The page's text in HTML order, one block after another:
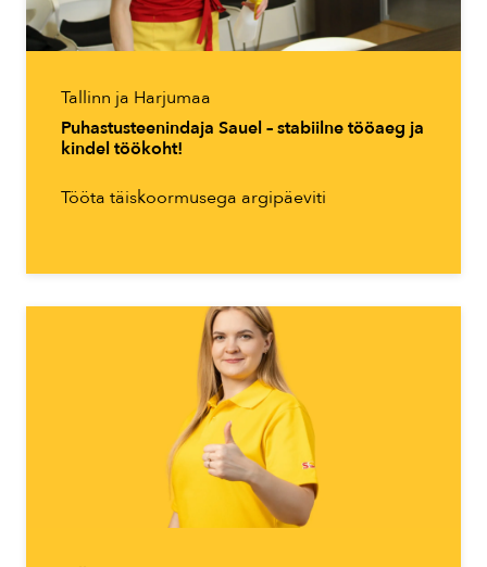
Tallinn ja Harjumaa
Puhastusteenindaja Sauel – stabiilne tööaeg ja
kindel töökoht!
Tööta täiskoormusega argipäeviti